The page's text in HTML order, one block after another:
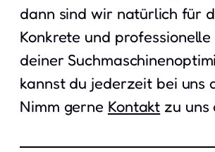
dann sind wir natürlich für
Konkrete und professionelle
deiner
kannst du jederzeit bei uns
Nimm gerne Kontakt zu uns